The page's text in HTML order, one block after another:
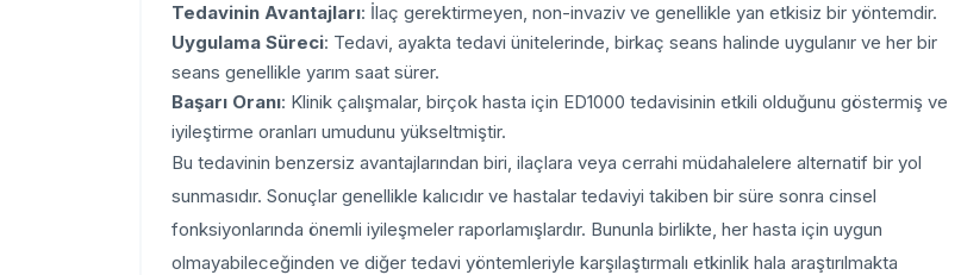
Tedavinin Avantajları: İlaç gerektirmeyen, non-invaziv ve genellikle yan etkisiz bir yöntemdir.
Uygulama Süreci: Tedavi, ayakta tedavi ünitelerinde, birkaç seans halinde uygulanır ve her bir
seans genellikle yarım saat sürer.
Başarı Oranı: Klinik çalışmalar, birçok hasta için ED1000 tedavisinin etkili olduğunu göstermiş ve
iyileştirme oranları umudunu yükseltmiştir.
Bu tedavinin benzersiz avantajlarından biri, ilaçlara veya cerrahi müdahalelere alternatif bir yol
sunmasıdır. Sonuçlar genellikle kalıcıdır ve hastalar tedaviyi takiben bir süre sonra cinsel
fonksiyonlarında önemli iyileşmeler raporlamışlardır. Bununla birlikte, her hasta için uygun
olmayabileceğinden ve diğer tedavi yöntemleriyle karşılaştırmalı etkinlik hala araştırılmakta